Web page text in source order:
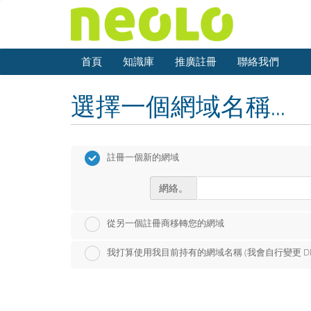
首頁 知識庫 推廣註冊 聯絡我們
選擇一個網域名稱...
註冊一個新的網域
網絡。
從另一個註冊商移轉您的網域
我打算使用我目前持有的網域名稱 (我會自行變更